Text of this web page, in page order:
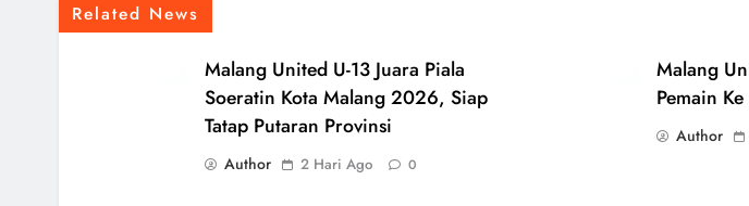
Related News
Malang United U-13 Juara Piala
Soeratin Kota Malang 2026, Siap
Tatap Putaran Provinsi
Author 2 Hari Ago 0
Malang
Pemain
Author